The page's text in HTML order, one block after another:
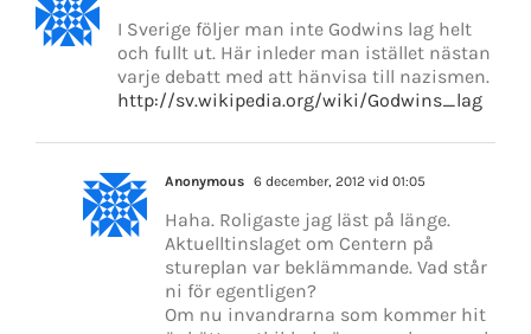
I Sverige följer man inte Godwins lag helt
och fullt ut. Här inleder man istället nästan
varje debatt med att hänvisa till nazismen.
http://sv.wikipedia.org/wiki/Godwins_lag
Anonymous 6 december, 2012 vid 01:05
Haha. Roligaste jag läst på länge.
Aktuelltinslaget om Centern på
stureplan var beklämmande. Vad står
ni för egentligen?
Om nu invandrarna som kommer hit